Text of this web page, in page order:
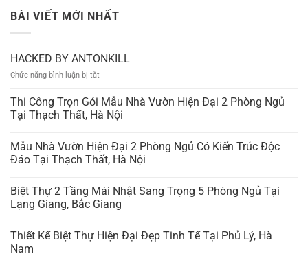
BÀI VIẾT MỚI NHẤT
HACKED BY ANTONKILL
Chức năng bình luận bị tắt
BY
ANTONKILL
Thi Công Trọn Gói Mẫu Nhà Vườn Hiện Đại 2 Phòng Ngủ
Tại Thạch Thất, Hà Nội
Mẫu Nhà Vườn Hiện Đại 2 Phòng Ngủ Có Kiến Trúc Độc
Đáo Tại Thạch Thất, Hà Nội
Biệt Thự 2 Tầng Mái Nhật Sang Trọng 5 Phòng Ngủ Tại
Lạng Giang, Bắc Giang
Thiết Kế Biệt Thự Hiện Đại Đẹp Tinh Tế Tại Phủ Lý, Hà
Nam